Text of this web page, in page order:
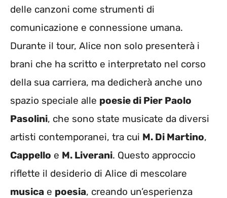
delle canzoni come strumenti di
comunicazione e connessione umana.
Durante il tour, Alice non solo presenterà i
brani che ha scritto e interpretato nel corso
della sua carriera, ma dedicherà anche uno
spazio speciale alle poesie di Pier Paolo
Pasolini, che sono state musicate da diversi
artisti contemporanei, tra cui M. Di Martino,
Cappello e M. Liverani. Questo approccio
riflette il desiderio di Alice di mescolare
musica e poesia, creando un’esperienza